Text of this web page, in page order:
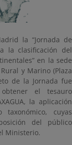
la “Jornada de
la clasificación del
en la sede
y Marino (Plaza
de la Jornada fue
el tesauro
la aplicación
cuyas
del público
Ministerio.